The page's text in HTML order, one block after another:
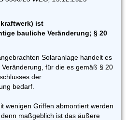
ist
bauliche Veränderung; § 20
Solaranlage handelt es
für die es gemäß § 20
der
bedarf.
wenigen Griffen abmontiert werden
maßgeblich ist das äußere